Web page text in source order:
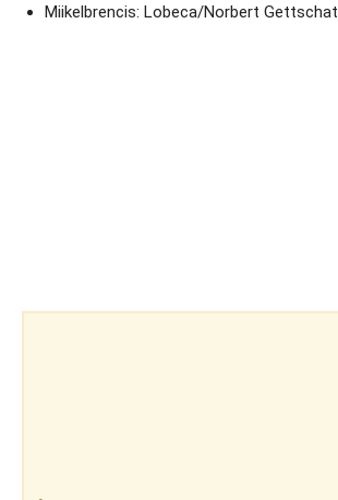
Miikelbrencis: Lobeca/Norbert Gettschat